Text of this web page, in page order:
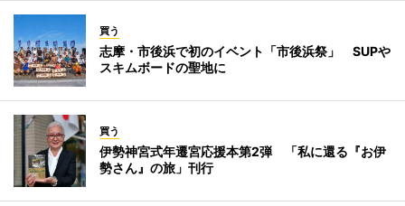
買う
志摩・市後浜で初のイベント「市後浜祭」 SUPや
スキムボードの聖地に
買う
伊勢神宮式年遷宮応援本第2弾 「私に還る『お伊
勢さん』の旅」刊行